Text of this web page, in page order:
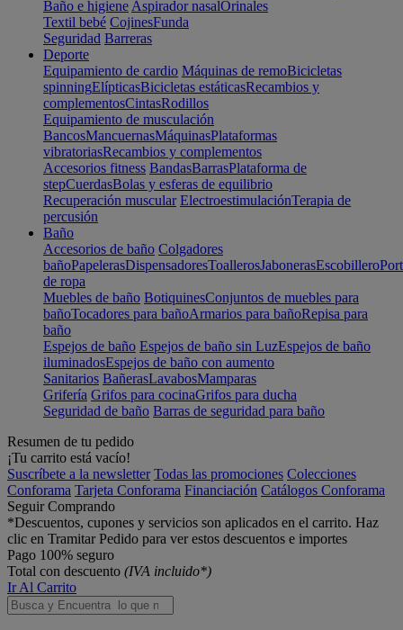
Baño e higiene Aspirador nasalOrinales
Textil bebé CojinesFunda
Seguridad Barreras
Deporte
Equipamiento de cardio Máquinas de remoBicicletas
spinningElípticasBicicletas estáticasRecambios y
complementosCintasRodillos
Equipamiento de musculación
BancosMancuernasMáquinasPlataformas
vibratoriasRecambios y complementos
Accesorios fitness BandasBarrasPlataforma de
stepCuerdasBolas y esferas de equilibrio
Recuperación muscular ElectroestimulaciónTerapia de
percusión
Baño
Accesorios de baño Colgadores
bañoPapelerasDispensadoresToallerosJabonerasEscobillero
de ropa
Muebles de baño BotiquinesConjuntos de muebles para
bañoTocadores para bañoArmarios para bañoRepisa para
baño
Espejos de baño Espejos de baño sin LuzEspejos de baño
iluminadosEspejos de baño con aumento
Sanitarios BañerasLavabosMamparas
Grifería Grifos para cocinaGrifos para ducha
Seguridad de baño Barras de seguridad para baño
Resumen de tu pedido
¡Tu carrito está vacío!
Suscríbete a la newsletter Todas las promociones Colecciones
Conforama Tarjeta Conforama Financiación Catálogos Conforama
Seguir Comprando
*Descuentos, cupones y servicios son aplicados en el carrito. Haz
clic en Tramitar Pedido para ver estos descuentos e importes
Pago 100% seguro
Total con descuento (IVA incluido*)
Ir Al Carrito